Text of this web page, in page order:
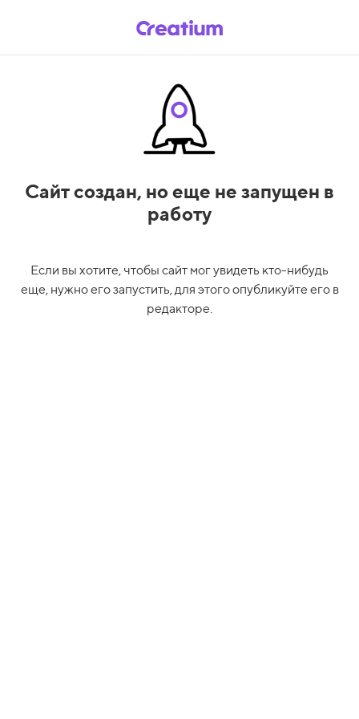
Сайт создан, но еще не запущен в
работу
Если вы хотите, чтобы сайт мог увидеть кто-нибудь
еще, нужно его запустить, для этого опубликуйте его в
редакторе.